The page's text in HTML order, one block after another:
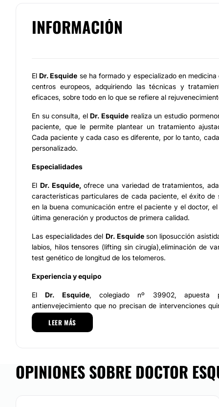
INFORMACIÓN
ElDr. Esquide se ha formado y especializado en medicina
centros europeos, adquiriendo las técnicas y
eficaces, sobre todo en lo que se refiere al
En su consulta, elDr. Esquide realiza un estudio
paciente, que le permite plantear un tratamiento
Cada paciente y cada caso es diferente, por lo tanto,
personalizado.
Especialidades
El Dr. Esquide, ofrece una variedad de tratamientos,
características particulares de cada paciente, el éxito de
en la buena comunicación entre el paciente y el doctor,
última generación y productos de primera calidad.
Las especialidades delDr. Esquide son liposucción
labios, hilos tensores (lifting sin cirugía),eliminación de
test genético de longitud de los telomeros.
Experiencia y equipo
ElDr. Esquide, colegiado nº 39902, apuesta
antienvejecimiento que no precisan de intervenciones
Cirugía Mínimamente Invasiva
de formación sobre todas las novedades para aplicarlas a
médica.
LEER MÁS
OPINIONES SOBRE DOCTOR